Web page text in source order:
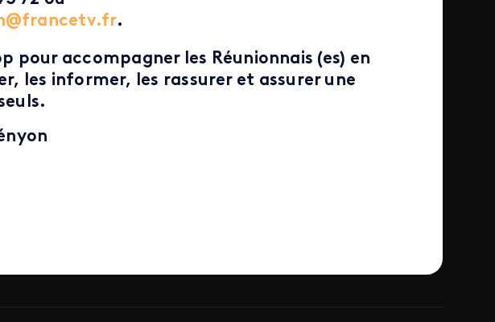
.
pour accompagner les Réunionnais (es) en
les informer, les rassurer et assurer une